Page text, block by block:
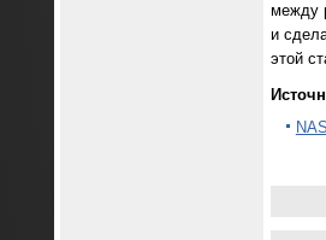
между
и
этой